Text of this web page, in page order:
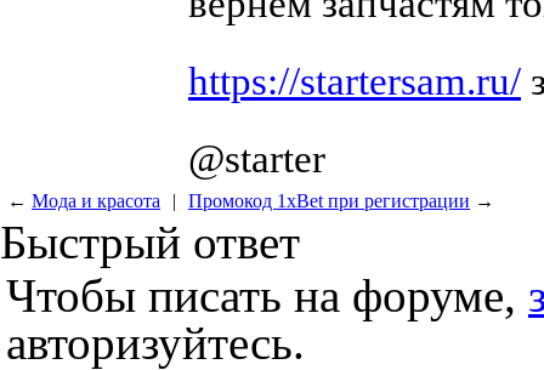
https://startersam.ru/
@starter
← Мода и красота | Промокод 1xBet при регистрации →
Быстрый ответ
Чтобы писать на форуме,
авторизуйтесь.